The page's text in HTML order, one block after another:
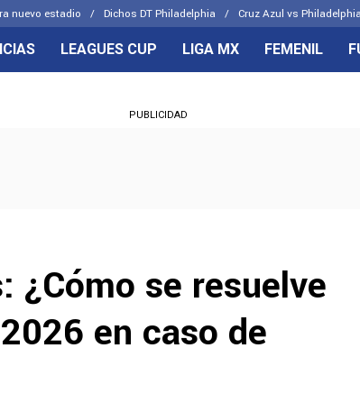
nuevo estadio Dichos DT Philadelphia Cruz Azul vs
CELESTES
LEAGUES CUP LIGA MX FEMENIL
PUBLICIDAD
¿Cómo se resuelve
en caso de